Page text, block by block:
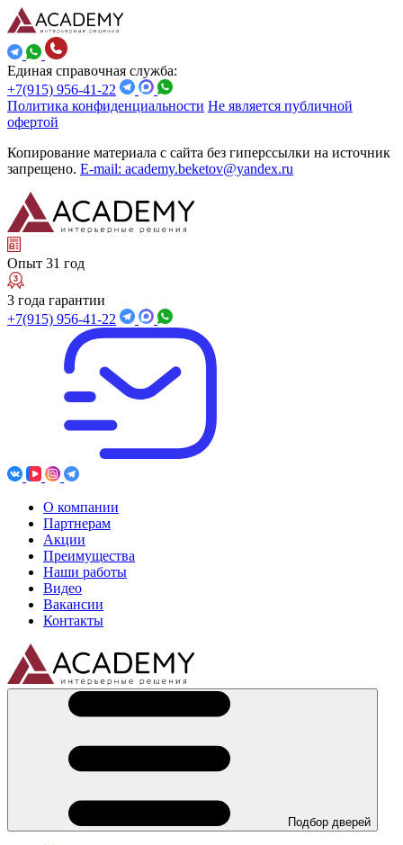
Единая справочная служба:
+7(915) 956-41-22
Политика конфиденциальности Не является публичной
офертой
Копирование материала с сайта без гиперссылки на источник
запрещено. E-mail: academy.beketov@yandex.ru
Опыт 31 год
3 года гарантии
+7(915) 956-41-22
О компании
Партнерам
Акции
Преимущества
Наши работы
Видео
Вакансии
Контакты
Подбор дверей